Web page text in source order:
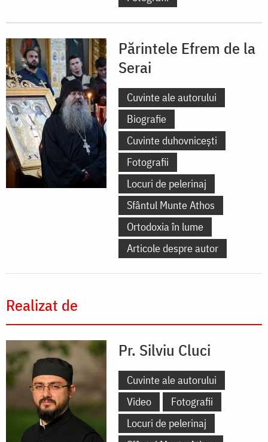
Părintele Efrem de la
Serai
Cuvinte ale autorului
Biografie
Cuvinte duhovnicești
Fotografii
Locuri de pelerinaj
Sfântul Munte Athos
Ortodoxia în lume
Articole despre autor
Realizat de
Pr. Silviu Cluci
Cuvinte ale autorului
Video
Fotografii
Locuri de pelerinaj